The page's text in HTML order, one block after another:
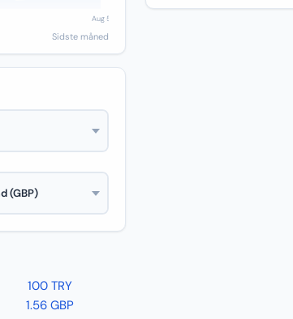
Sidste måned
100 TRY
1.56 GBP